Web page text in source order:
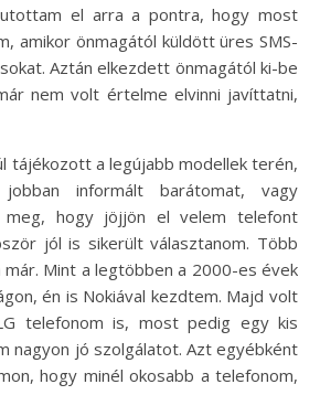
el arra a pontra, hogy most
amikor önmagától küldött üres SMS-
Aztán elkezdett önmagától ki-be
nem volt értelme elvinni javíttatni,
tájékozott a legújabb modellek terén,
jobban informált barátomat, vagy
meg, hogy jöjjön el velem telefont
jól is sikerült választanom. Több
Mint a legtöbben a 2000-es évek
én is Nokiával kezdtem. Majd volt
telefonom is, most pedig egy kis
nagyon jó szolgálatot. Azt egyébként
hogy minél okosabb a telefonom,